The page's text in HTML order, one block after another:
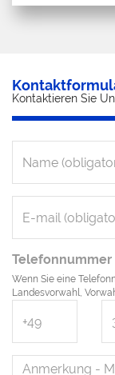
Kontaktieren Sie
Telefonnummer
Wenn Sie eine
Landesvorwahl,